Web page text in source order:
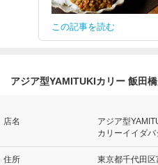
この記事を読む
アジア型YAMITUKIカリー 飯田
店名
アジア型
カリーイイダ
住所 東京都千代田